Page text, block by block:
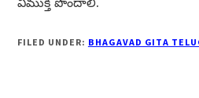
FILED UNDER: BHAGAVAD GITA